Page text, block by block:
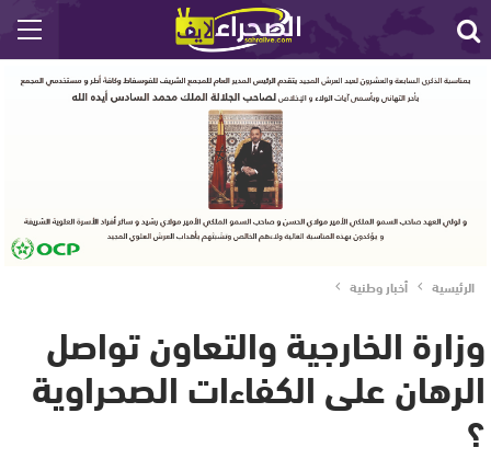
الرئيسية أخبار وطنية
وزارة الخارجية والتعاون تواصل
الرهان على الكفاءات الصحراوية
؟